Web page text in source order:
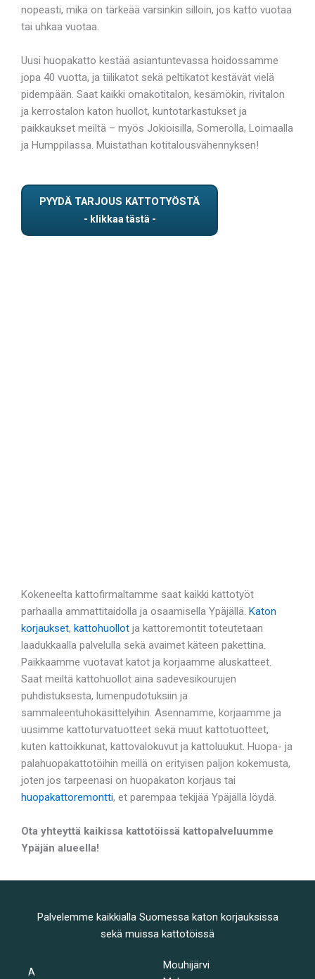
nopeasti, mikä on tärkeää varsinkin silloin, jos katto vuotaa
tai uhkaa vuotaa.
Uusi huopakatto kestää asiantuntevassa hoidossamme
jopa 40 vuotta, ja tiilikatot sekä peltikatot kestävät vielä
pidempään. Saat kaikki omakotitalon, kesämökin, rivitalon
ja kerrostalon katon huollot, kuntotarkastukset ja
paikkaukset meiltä – myös Jokioisilla, Somerolla, Loimaalla
ja Humppilassa. Muistathan kotitalousvähennyksen!
PYYDÄ TARJOUS KATTOTYÖSTÄ
Kokeneelta kattofirmaltamme saat kaikki kattotyöt
parhaalla ammattitaidolla ja osaamisella Ypäjällä. Katon
korjaukset, kattohuollot ja kattoremontit toteutetaan
laadukkaalla palvelulla sekä avaimet käteen pakettina.
Paikkaamme vuotavat katot ja korjaamme aluskatteet.
Saat meiltä kattohuollot aina sadevesikourujen
puhdistuksesta, lumenpudotuksiin ja
sammaleentuhokäsittelyihin. Asennamme, korjaamme ja
uusimme kattoturvatuotteet sekä muut kattotuotteet,
kuten kattoikkunat, kattovalokuvut ja kattoluukut. Huopa- ja
palahuopakattotöihin meillä on erityisen paljon kokemusta,
joten jos tarpeenasi on huopakaton korjaus tai
huopakattoremontti, et parempaa tekijää Ypäjällä löydä.
Ota yhteyttä kaikissa kattotöissä kattopalveluumme
Ypäjän alueella!
Palvelemme kaikkialla Suomessa katon korjauksissa
sekä muissa kattotöissä
A
Mouhijärvi